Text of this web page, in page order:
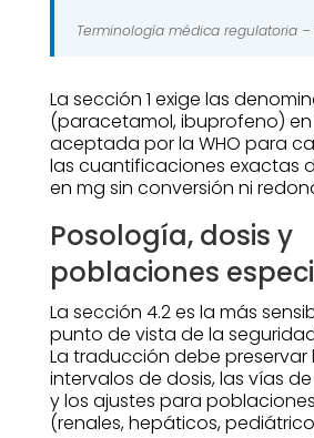
Terminología médica regulatoria –
La sección 1 exige las
(paracetamol, ibuprofeno)
aceptada por la WHO para
las cuantificaciones exactas
en mg sin conversión ni
Posología, dosis y
poblaciones
La sección 4.2 es la más
punto de vista de la
La traducción debe preservar
intervalos de dosis, las vías
y los ajustes para
(renales, hepáticos,